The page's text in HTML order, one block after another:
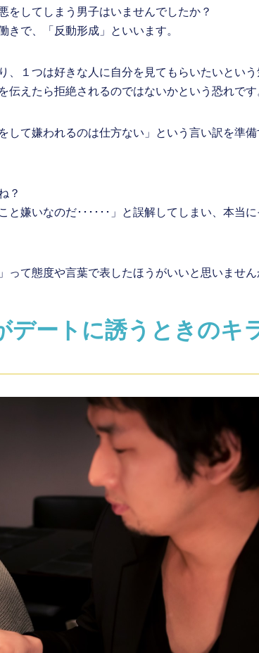
をしてしまう男子はいませんでしたか？
きで、「反動形成」といいます。
、１つは好きな人に自分を見てもらいたいとい
伝えたら拒絶されるのではないかという恐れです
して嫌われるのは仕方ない」という言い訳を準備
？
と嫌いなのだ･･････」と誤解してしまい、本当
って態度や言葉で表したほうがいいと思いません
デートに誘うときのキ